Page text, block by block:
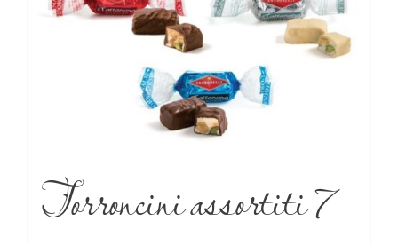
Torroncini assortiti 7